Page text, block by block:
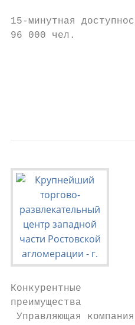
15-минутная
96 000 чел.
Конкурентные
преимущества
Управляющая